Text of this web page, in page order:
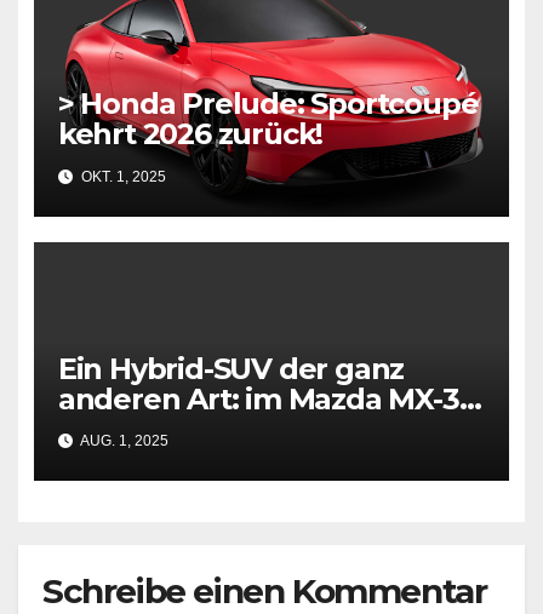
> Honda Prelude: Sportcoupé
kehrt 2026 zurück!
OKT. 1, 2025
Ein Hybrid-SUV der ganz
anderen Art: im Mazda MX-30
R-EV lädt ein
Kreiskolbenmotor den Akku
vom E-Antrieb
AUG. 1, 2025
Schreibe einen Kommentar